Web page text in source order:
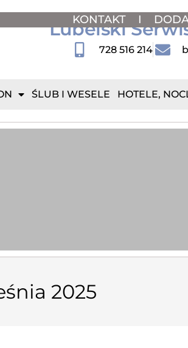
KONTAKT I
Lubelski
728 516 214
ŚLUB I WESELE HOTELE,
2025